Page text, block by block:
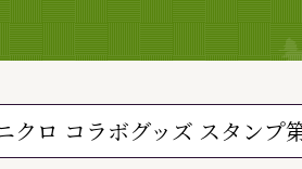
ロ コラボグッズ スタンプ